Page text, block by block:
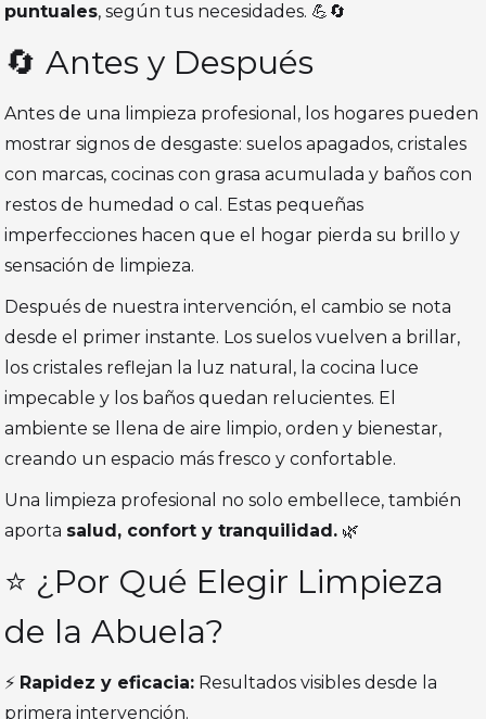
puntuales, según tus necesidades. 💪🔄
🔄 Antes y Después
Antes de una limpieza profesional, los hogares pueden
mostrar signos de desgaste: suelos apagados, cristales
con marcas, cocinas con grasa acumulada y baños con
restos de humedad o cal. Estas pequeñas
imperfecciones hacen que el hogar pierda su brillo y
sensación de limpieza.
Después de nuestra intervención, el cambio se nota
desde el primer instante. Los suelos vuelven a brillar,
los cristales reflejan la luz natural, la cocina luce
impecable y los baños quedan relucientes. El
ambiente se llena de aire limpio, orden y bienestar,
creando un espacio más fresco y confortable.
Una limpieza profesional no solo embellece, también
aporta salud, confort y tranquilidad. 🌿
⭐ ¿Por Qué Elegir Limpieza
de la Abuela?
⚡ Rapidez y eficacia: Resultados visibles desde la
primera intervención.